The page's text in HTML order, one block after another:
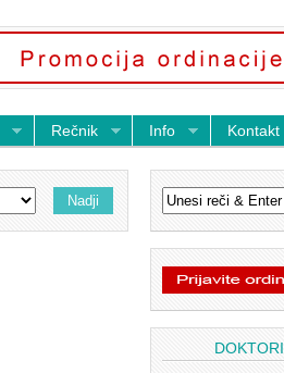
Rečnik Info Kontakt
DOKTORI